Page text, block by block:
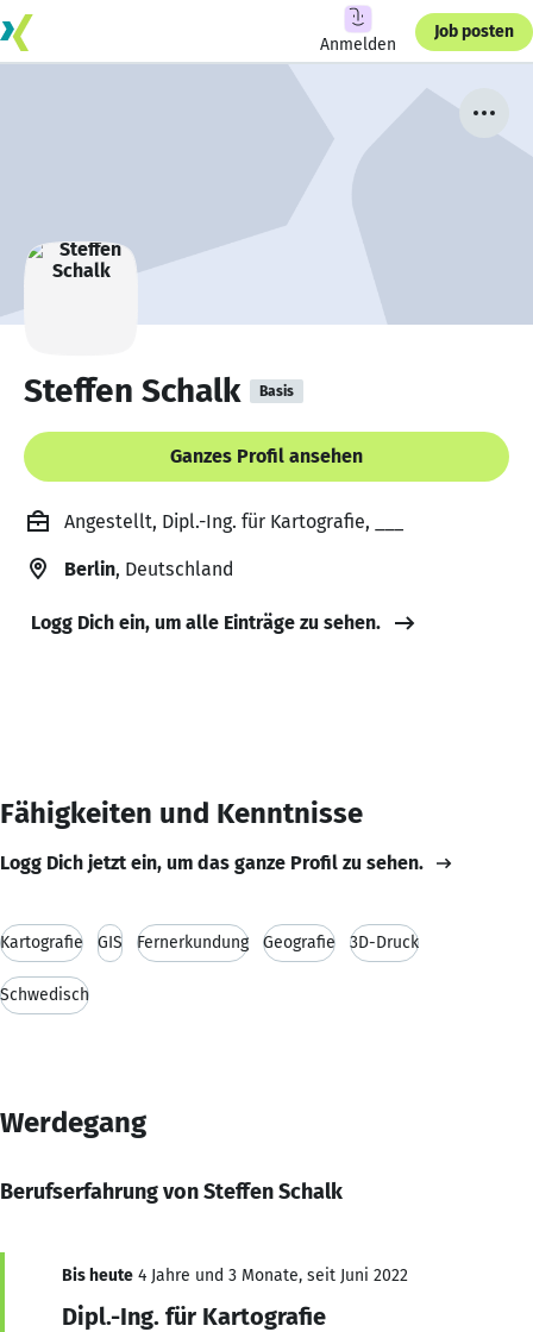
Anmelden
Job posten
Steffen Schalk Basis
Ganzes Profil ansehen
Angestellt, Dipl.-Ing. für Kartografie, ___
Berlin, Deutschland
Logg Dich ein, um alle Einträge zu sehen.
Fähigkeiten und Kenntnisse
Logg Dich jetzt ein, um das ganze Profil zu sehen.
Kartografie GIS Fernerkundung Geografie 3D-Druck
Schwedisch
Werdegang
Berufserfahrung von Steffen Schalk
Bis heute 4 Jahre und 3 Monate, seit Juni 2022
Dipl.-Ing. für Kartografie